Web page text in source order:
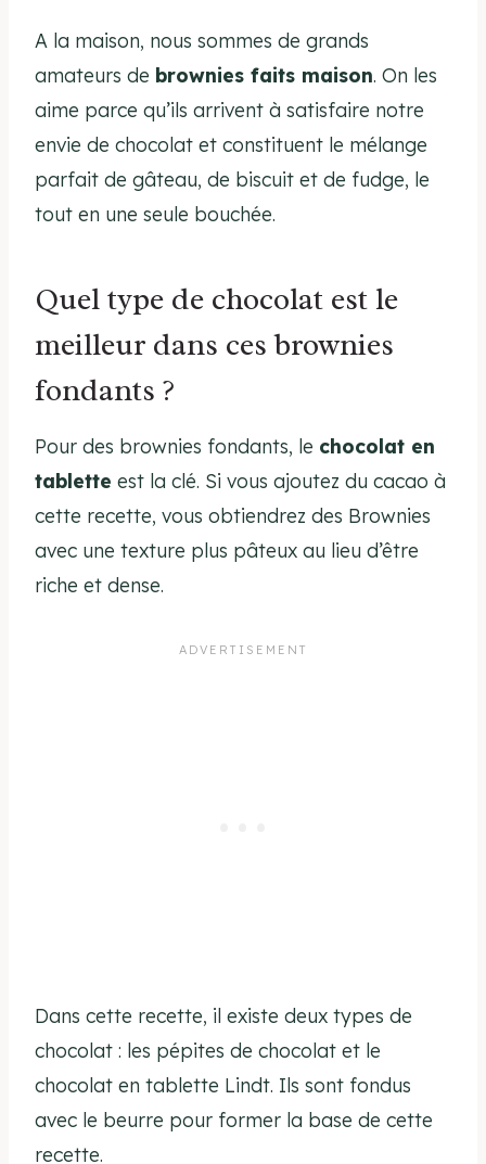
A la maison, nous sommes de grands
amateurs de brownies faits maison. On les
aime parce qu’ils arrivent à satisfaire notre
envie de chocolat et constituent le mélange
parfait de gâteau, de biscuit et de fudge, le
tout en une seule bouchée.
Quel type de chocolat est le
meilleur dans ces brownies
fondants ?
Pour des brownies fondants, le chocolat en
tablette est la clé. Si vous ajoutez du cacao à
cette recette, vous obtiendrez des Brownies
avec une texture plus pâteux au lieu d’être
riche et dense.
Dans cette recette, il existe deux types de
chocolat : les pépites de chocolat et le
chocolat en tablette Lindt. Ils sont fondus
avec le beurre pour former la base de cette
recette.